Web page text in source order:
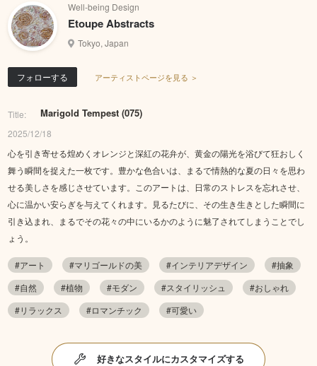
Well-being Design
Etoupe Abstracts
Tokyo, Japan
フォローする アーティストページを見る ＞
Title: Marigold Tempest (075)
2025/12/18
心を引き寄せる煌めくオレンジと深紅の花弁が、黄金の陽光を浴びて狂おしく
舞う瞬間を捉えた一枚です。豊かな色合いは、まるで情熱的な夏の日々を思わ
せる美しさを感じさせています。このアートは、日常のストレスを忘れさせ、
心に温かい安らぎを与えてくれます。見るたびに、その生き生きとした瞬間に
引き込まれ、まるでその花々の中にいるかのように魅了されてしまうことでし
ょう。
#アート #マリゴールドの美 #インテリアデザイン
#抽象
#自然
#植物 #モダン #スタイリッシュ
#おしゃれ
#リラックス
#ロマンチック #可愛い
好きなスタイルにカスタマイズする